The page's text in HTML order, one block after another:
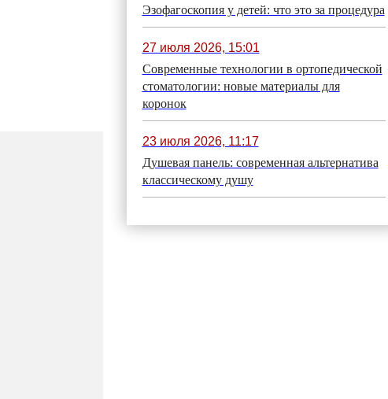
Эзофагоскопия у детей: что это за процедура
27 июля 2026, 15:01
Современные технологии в ортопедической
стоматологии: новые материалы для
коронок
23 июля 2026, 11:17
Душевая панель: современная альтернатива
классическому душу